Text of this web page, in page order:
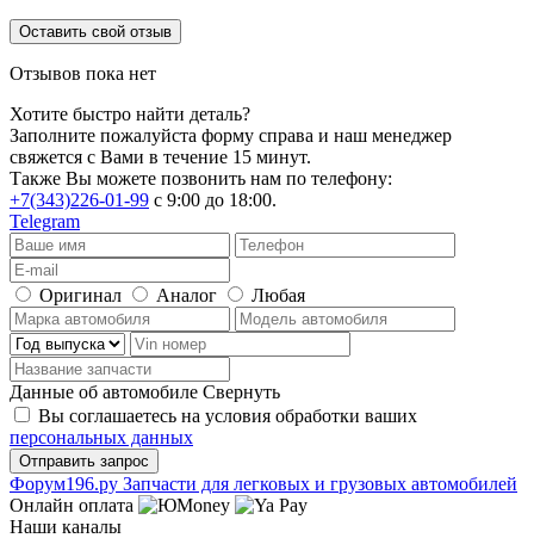
Оставить свой отзыв
Отзывов пока нет
Хотите быстро найти деталь?
Заполните пожалуйста форму справа и наш менеджер
свяжется с Вами в течение 15 минут.
Также Вы можете позвонить нам по телефону:
+7(343)226-01-99 с 9:00 до 18:00.
Telegram
Оригинал Аналог Любая
Данные об автомобиле Свернуть
Вы соглашаетесь на условия обработки ваших
персональных данных
Фoрум196.ру Запчасти для легковых и грузовых автомобилей
Онлайн оплата
Наши каналы